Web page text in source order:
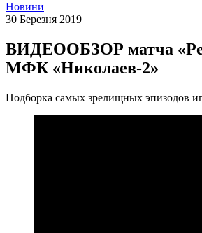
Новини
30 Березня 2019
ВИДЕООБЗОР матча
МФК «Николаев-2»
Подборка самых зрелищных эпизодов